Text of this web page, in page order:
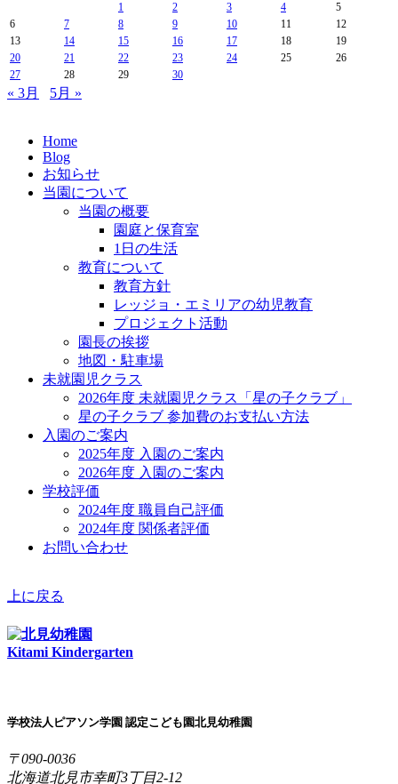
1
2 3 4
5
6
7 8 9 10 11
12
13
14 15 16 17 18
19
20
21 22 23 24 25
26
27
28 29 30
« 3月 5月 »
Home
Blog
お知らせ
当園について
当園の概要
園庭と保育室
1日の生活
教育について
教育方針
レッジョ・エミリアの幼児教育
プロジェクト活動
園長の挨拶
地図・駐車場
未就園児クラス
2026年度 未就園児クラス「星の子クラブ」
星の子クラブ 参加費のお支払い方法
入園のご案内
2025年度 入園のご案内
2026年度 入園のご案内
学校評価
2024年度 職員自己評価
2024年度 関係者評価
お問い合わせ
上に戻る
Kitami Kindergarten
学校法人ピアソン学園 認定こども園北見幼稚園
〒090-0036
北海道北見市幸町3丁目2-12